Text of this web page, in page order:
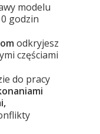
modelu
godzin
odkryjesz
częściami
do pracy